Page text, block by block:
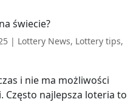
świecie?
| Lottery News, Lottery tips,
i nie ma możliwości
najlepsza loteria to